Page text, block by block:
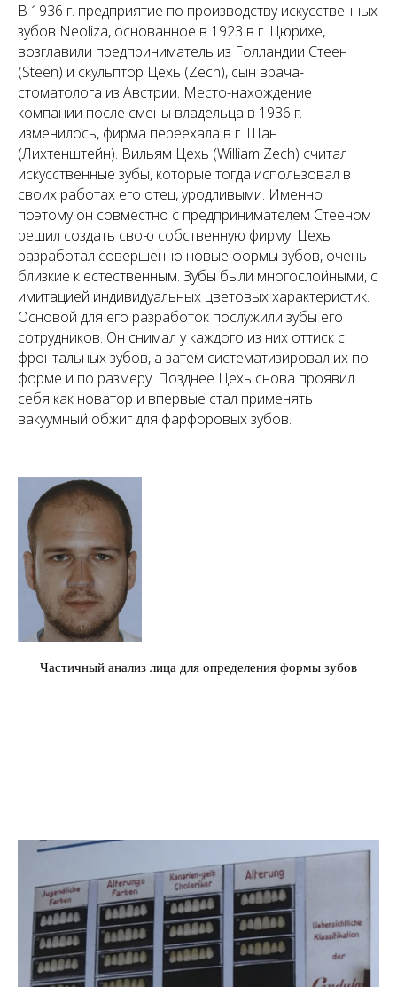
В 1936 г. предприятие по производству искусственных
зубов Neoliza, основанное в 1923 в г. Цюрихе,
возглавили предприниматель из Голландии Стеен
(Steen) и скульптор Цехь (Zech), сын врача-
стоматолога из Австрии. Место-нахождение
компании после смены владельца в 1936 г.
изменилось, фирма переехала в г. Шан
(Лихтенштейн). Вильям Цехь (William Zech) считал
искусственные зубы, которые тогда использовал в
своих работах его отец, уродливыми. Именно
поэтому он совместно с предпринимателем Стееном
решил создать свою собственную фирму. Цехь
разработал совершенно новые формы зубов, очень
близкие к естественным. Зубы были многослойными, с
имитацией индивидуальных цветовых характеристик.
Основой для его разработок послужили зубы его
сотрудников. Он снимал у каждого из них оттиск с
фронтальных зубов, а затем систематизировал их по
форме и по размеру. Позднее Цехь снова проявил
себя как новатор и впервые стал применять
вакуумный обжиг для фарфоровых зубов.
Частичный анализ лица для определения формы зубов